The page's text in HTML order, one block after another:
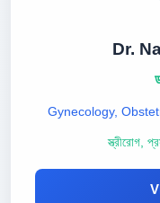
Dr.
Gynecology,
স্ত্রীরোগ,